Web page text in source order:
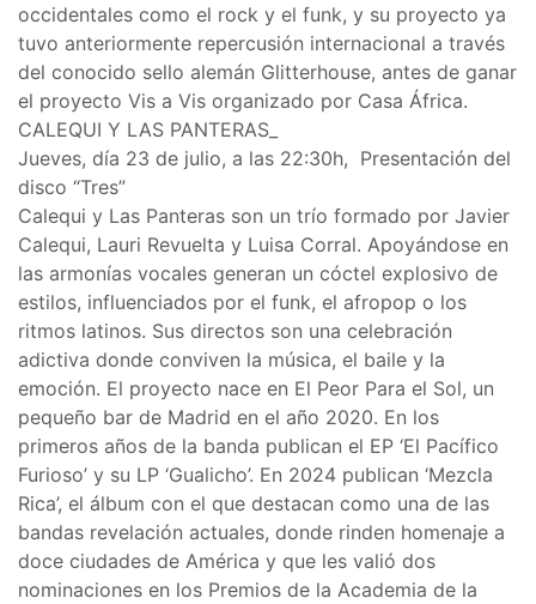
occidentales como el rock y el funk, y su proyecto ya
tuvo anteriormente repercusión internacional a través
del conocido sello alemán Glitterhouse, antes de ganar
el proyecto Vis a Vis organizado por Casa África.
CALEQUI Y LAS PANTERAS_
Jueves, día 23 de julio, a las 22:30h, Presentación del
disco “Tres”
Calequi y Las Panteras son un trío formado por Javier
Calequi, Lauri Revuelta y Luisa Corral. Apoyándose en
las armonías vocales generan un cóctel explosivo de
estilos, influenciados por el funk, el afropop o los
ritmos latinos. Sus directos son una celebración
adictiva donde conviven la música, el baile y la
emoción. El proyecto nace en El Peor Para el Sol, un
pequeño bar de Madrid en el año 2020. En los
primeros años de la banda publican el EP ‘El Pacífico
Furioso’ y su LP ‘Gualicho’. En 2024 publican ‘Mezcla
Rica’, el álbum con el que destacan como una de las
bandas revelación actuales, donde rinden homenaje a
doce ciudades de América y que les valió dos
nominaciones en los Premios de la Academia de la